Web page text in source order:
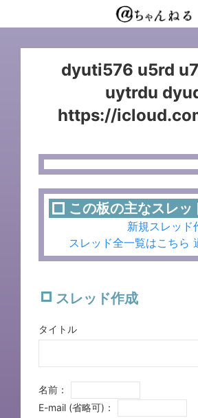
dyuti576 u5rd
uytrdu
https://
この板の主なスレッ
新規スレッド
スレッド全一覧はこちら
スレッド作成
タイトル
名前：
E-mail (省略可)：